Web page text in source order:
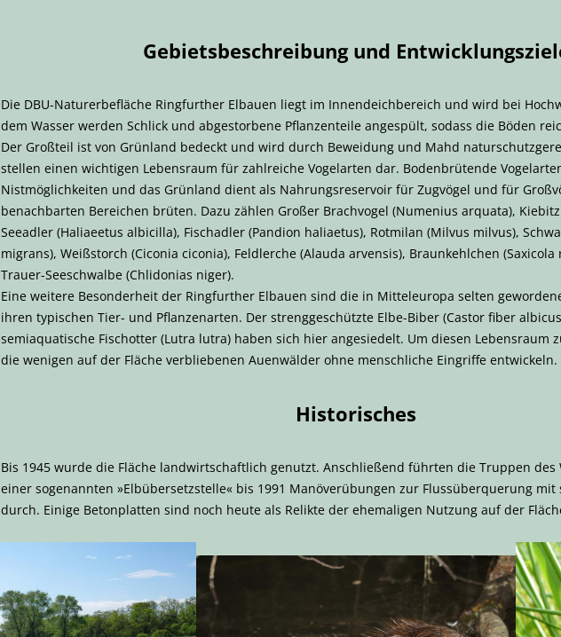
Gebietsbeschreibung und
Die DBU-Naturerbefläche Ringfurther Elbauen liegt im Innendeichbereich und wird bei
dem Wasser werden Schlick und abgestorbene Pflanzenteile angespült, sodass die Böden
Der Großteil ist von Grünland bedeckt und wird durch Beweidung und Mahd
stellen einen wichtigen Lebensraum für zahlreiche Vogelarten dar. Bodenbrütende
Nistmöglichkeiten und das Grünland dient als Nahrungsreservoir für Zugvögel und für
benachbarten Bereichen brüten. Dazu zählen Großer Brachvogel (Numenius arquata),
Seeadler (Haliaeetus albicilla), Fischadler (Pandion haliaetus), Rotmilan (Milvus milvus),
migrans), Weißstorch (Ciconia ciconia), Feldlerche (Alauda arvensis), Braunkehlchen
Trauer-Seeschwalbe (Chlidonias niger).
Eine weitere Besonderheit der Ringfurther Elbauen sind die in Mitteleuropa selten
ihren typischen Tier- und Pflanzenarten. Der strenggeschützte Elbe-Biber (Castor fiber
semiaquatische Fischotter (Lutra lutra) haben sich hier angesiedelt. Um diesen Lebensraum
die wenigen auf der Fläche verbliebenen Auenwälder ohne menschliche Eingriffe entwickeln.
Historisches
Bis 1945 wurde die Fläche landwirtschaftlich genutzt. Anschließend führten die Truppen des
einer sogenannten »Elbübersetzstelle« bis 1991 Manöverübungen zur Flussüberquerung
durch. Einige Betonplatten sind noch heute als Relikte der ehemaligen Nutzung auf der